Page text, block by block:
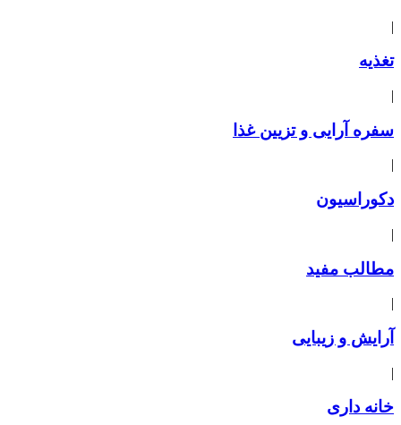
|
تغذیه
|
سفره آرایی و تزیین غذا
|
دکوراسیون
|
مطالب مفید
|
آرایش و زیبایی
|
خانه داری